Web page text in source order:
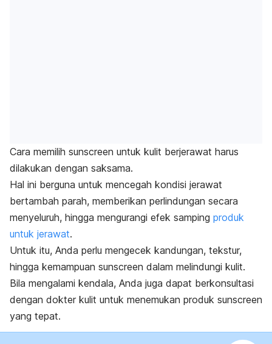
Cara memilih sunscreen untuk kulit berjerawat harus
dilakukan dengan saksama.
Hal ini berguna untuk mencegah kondisi jerawat
bertambah parah, memberikan perlindungan secara
menyeluruh, hingga mengurangi efek samping produk
untuk jerawat.
Untuk itu, Anda perlu mengecek kandungan, tekstur,
hingga kemampuan sunscreen dalam melindungi kulit.
Bila mengalami kendala, Anda juga dapat berkonsultasi
dengan dokter kulit untuk menemukan produk sunscreen
yang tepat.